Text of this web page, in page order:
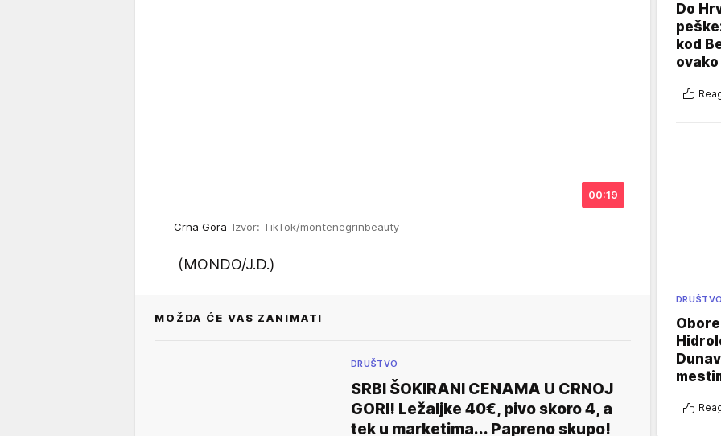
00:19
Crna Gora Izvor: TikTok/montenegrinbeauty
(MONDO/J.D.)
MOŽDA ĆE VAS ZANIMATI
DRUŠTVO
SRBI ŠOKIRANI CENAMA U CRNOJ
GORI! Ležaljke 40€, pivo skoro 4, a
tek u marketima... Papreno skupo!
Do
kod
DRUŠTVO